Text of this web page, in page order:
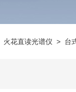
火花直读光谱仪 > 台